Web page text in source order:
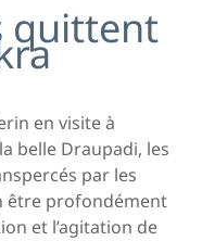
quittent
en visite à
belle Draupadi, les
par les
être profondément
et l’agitation de